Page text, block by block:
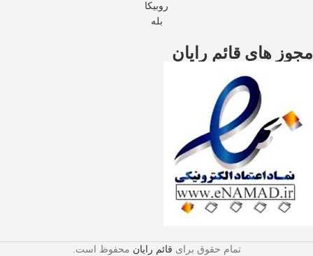
روبیکا
بله
مجوز های قائم رایان
تمام حقوق برای قائم رایان محفوظ است.